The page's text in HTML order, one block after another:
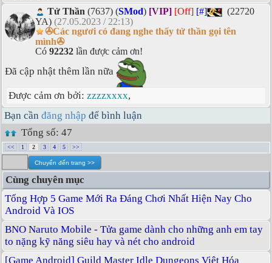
Tử Thần (7637) (SMod) [VIP] [Off] [#]
(22720
YA) (27.05.2023 / 22:13)
✇Các ngươi có đang nghe thấy tử thần gọi tên
mình✇
Có 92232 lần được cảm ơn!
Đã cập nhật thêm lần nữa
Được cảm ơn bởi: zzzzxxxx,
Bạn cần đăng nhập để bình luận
Tổng số: 47
<< 1 2 3 4 5 >>
Cùng chuyên mục
Tổng Hợp 5 Game Mới Ra Đáng Chơi Nhất Hiện Nay Cho
Android Và IOS
BNO Naruto Mobile - Tửa game dành cho những anh em tay
to nặng kỹ năng siêu hay và nét cho android
[Game Android] Guild Master Idle Dungeons Việt Hóa